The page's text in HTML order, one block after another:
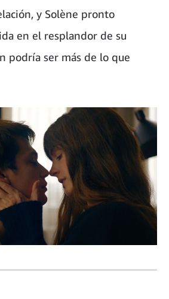
y Solène pronto
en el resplandor de su
podría ser más de lo que